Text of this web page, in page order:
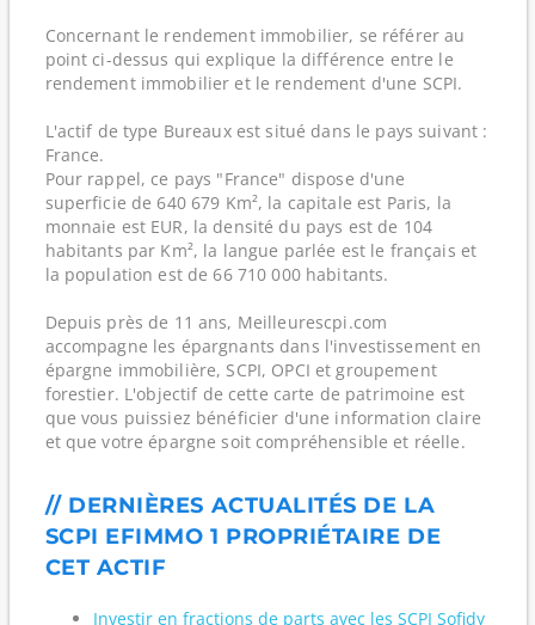
Concernant le rendement immobilier, se référer au
point ci-dessus qui explique la différence entre le
rendement immobilier et le rendement d'une SCPI.
L'actif de type Bureaux est situé dans le pays suivant :
France.
Pour rappel, ce pays "France" dispose d'une
superficie de 640 679 Km², la capitale est Paris, la
monnaie est EUR, la densité du pays est de 104
habitants par Km², la langue parlée est le français et
la population est de 66 710 000 habitants.
Depuis près de 11 ans, Meilleurescpi.com
accompagne les épargnants dans l'investissement en
épargne immobilière, SCPI, OPCI et groupement
forestier. L'objectif de cette carte de patrimoine est
que vous puissiez bénéficier d'une information claire
et que votre épargne soit compréhensible et réelle.
// DERNIÈRES ACTUALITÉS DE LA
SCPI EFIMMO 1 PROPRIÉTAIRE DE
CET ACTIF
Investir en fractions de parts avec les SCPI Sofidy